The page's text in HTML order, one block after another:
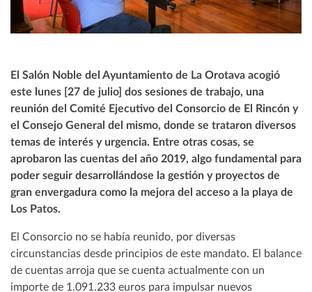
El Salón Noble del Ayuntamiento de La Orotava acogió
este lunes [27 de julio] dos sesiones de trabajo, una
reunión del Comité Ejecutivo del Consorcio de El Rincón y
el Consejo General del mismo, donde se trataron diversos
temas de interés y urgencia. Entre otras cosas, se
aprobaron las cuentas del año 2019, algo fundamental para
poder seguir desarrollándose la gestión y proyectos de
gran envergadura como la mejora del acceso a la playa de
Los Patos.
El Consorcio no se había reunido, por diversas
circunstancias desde principios de este mandato. El balance
de cuentas arroja que se cuenta actualmente con un
importe de 1.091.233 euros para impulsar nuevos